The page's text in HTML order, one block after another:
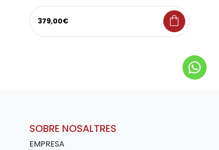
379,00€ shopping_bag
SOBRE NOSALTRES
EMPRESA